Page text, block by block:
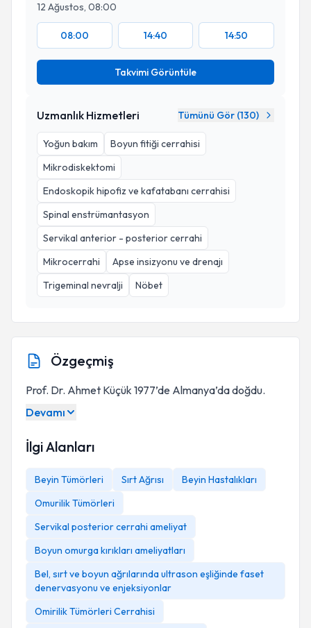
12 Ağustos, 08:00
08:00 14:40 14:50
Takvimi Görüntüle
Uzmanlık Hizmetleri Tümünü Gör (130)
Yoğun bakım
Boyun fitiği cerrahisi
Mikrodiskektomi
Endoskopik hipofiz ve kafatabanı cerrahisi
Spinal enstrümantasyon
Servikal anterior - posterior cerrahi
Mikrocerrahi
Apse insizyonu ve drenajı
Trigeminal nevralji
Nöbet
Özgeçmiş
Prof. Dr. Ahmet Küçük 1977’de Almanya’da doğdu.
Devamı
İlgi Alanları
Beyin Tümörleri Sırt Ağrısı
Beyin Hastalıkları
Omurilik Tümörleri
Servikal posterior cerrahi ameliyat
Boyun omurga kırıkları ameliyatları
Bel, sırt ve boyun ağrılarında ultrason eşliğinde faset
denervasyonu ve enjeksiyonlar
Omirilik Tümörleri Cerrahisi